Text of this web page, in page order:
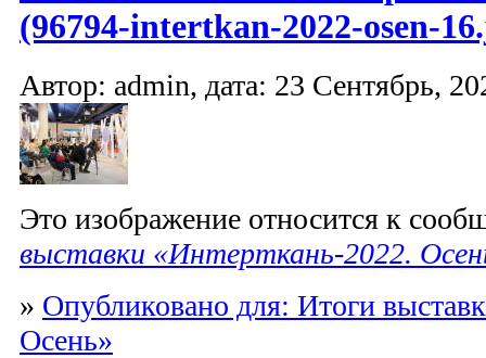
(96794-intertkan-2022-osen-
Автор: admin, дата: 23 Сентябрь,
Это изображение относится к
выставки «Интерткань-2022.
» Опубликовано для: Итоги
Осень»